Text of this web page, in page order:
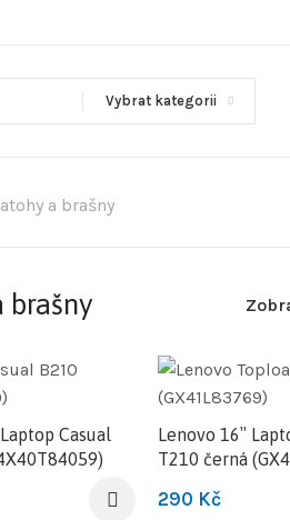
Vybrat kategorii
a brašny
brašny
Casual
Lenovo 16″
T210 černá
290 Kč